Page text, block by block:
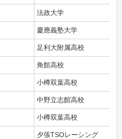
法政大学
慶應義塾大学
足利大附属高校
角館高校
小樽双葉高校
中野立志館高校
小樽双葉高校
夕張TSOレーシング